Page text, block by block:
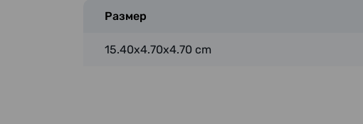
Размер
15.40x4.70x4.70 cm